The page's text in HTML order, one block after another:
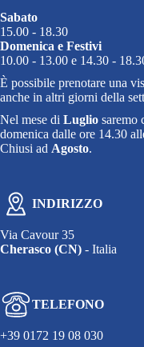
Sabato
15.00 - 18.30
Domenica e Festivi
10.00 - 13.00 e 14.30 -
È possibile prenotare una
anche in altri giorni della
Nel mese di Luglio saremo
domenica dalle ore 14.30
Chiusi ad Agosto.
INDIRIZZO
Via Cavour 35
Cherasco (CN) - Italia
TELEFONO
+39 0172 19 08 030